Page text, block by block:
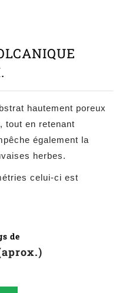
hautement poreux
tout en retenant
également la
herbes.
celui-ci est
de